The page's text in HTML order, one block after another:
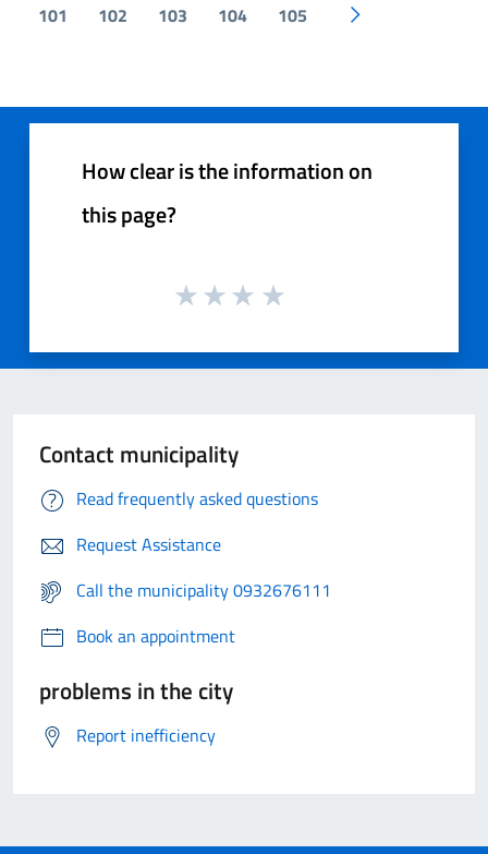
101
102 103 104 105 Pagina
How clear is the information on
this page?
Contact municipality
Read frequently asked questions
Request Assistance
Call the municipality 0932676111
Book an appointment
problems in the city
Report inefficiency